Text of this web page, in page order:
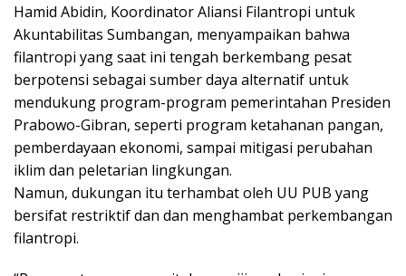
Hamid Abidin, Koordinator Aliansi Filantropi untuk
Akuntabilitas Sumbangan, menyampaikan bahwa
filantropi yang saat ini tengah berkembang pesat
berpotensi sebagai sumber daya alternatif untuk
mendukung program-program pemerintahan Presiden
Prabowo-Gibran, seperti program ketahanan pangan,
pemberdayaan ekonomi, sampai mitigasi perubahan
iklim dan peletarian lingkungan.
Namun, dukungan itu terhambat oleh UU PUB yang
bersifat restriktif dan dan menghambat perkembangan
filantropi.